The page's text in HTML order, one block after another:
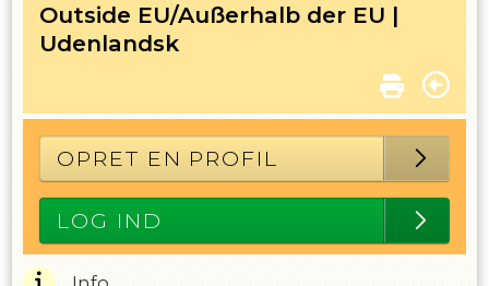
Outside EU/Außerhalb der EU |
Udenlandsk
OPRET EN PROFIL
LOG IND